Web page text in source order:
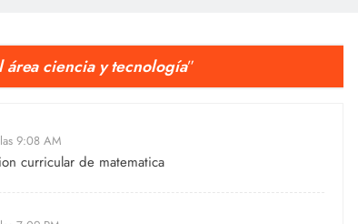
ciencia y tecnología”
9:08 AM
curricular de matematica